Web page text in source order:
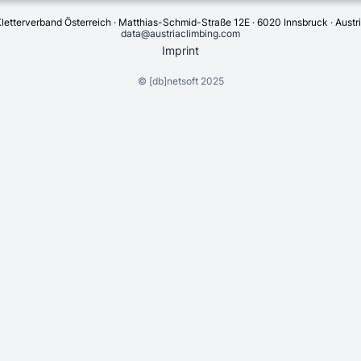
Österreich · Matthias-Schmid-Straße 12E · 6020 Innsbruck ·
data@austriaclimbing.com
Imprint
© [db]netsoft2025